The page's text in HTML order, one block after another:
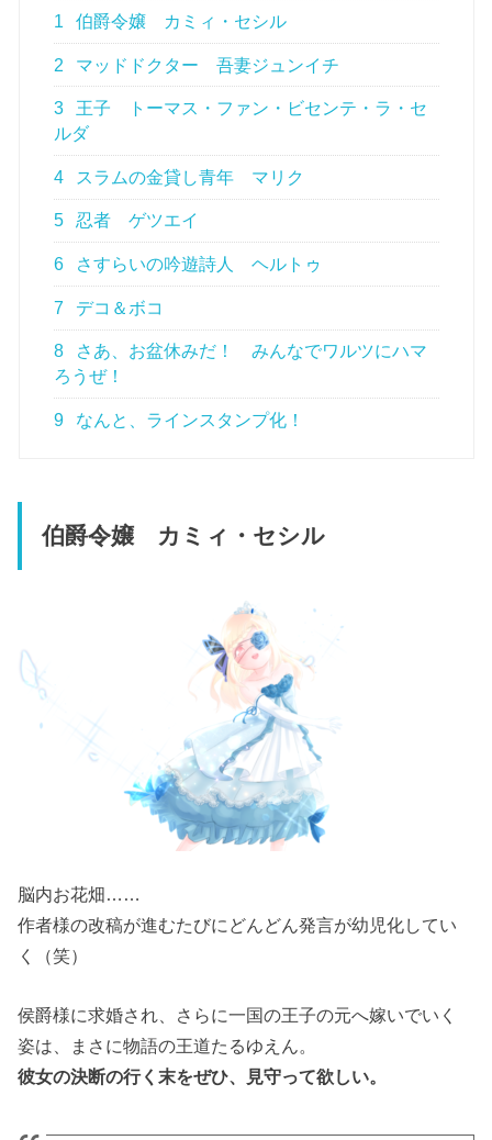
1 伯爵令嬢 カミィ・セシル
2 マッドドクター 吾妻ジュンイチ
3
王子 トーマス・ファン・ビセンテ・ラ・セ
ルダ
4 スラムの金貸し青年 マリク
5 忍者 ゲツエイ
6 さすらいの吟遊詩人 ヘルトゥ
7 デコ＆ボコ
8
さあ、お盆休みだ！ みんなでワルツにハマ
ろうぜ！
9 なんと、ラインスタンプ化！
伯爵令嬢 カミィ・セシル
脳内お花畑……
作者様の改稿が進むたびにどんどん発言が幼児化してい
く（笑）
侯爵様に求婚され、さらに一国の王子の元へ嫁いでいく
姿は、まさに物語の王道たるゆえん。
彼女の決断の行く末をぜひ、見守って欲しい。